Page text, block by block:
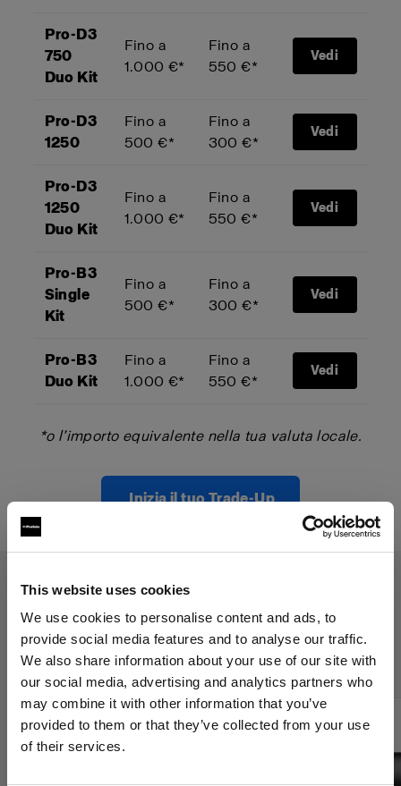
This website uses cookies
We use cookies to personalise content and ads, to
provide social media features and to analyse our traffic.
We also share information about your use of our site with
our social media, advertising and analytics partners who
may combine it with other information that you’ve
provided to them or that they’ve collected from your use
of their services.
Pro-D3
750
Duo Kit
Fino a
1.000 €*
Fino a
550 €*
Vedi
Pro-D3
1250
Fino a
500 €*
Fino a
300 €*
Vedi
Pro-D3
1250
Duo Kit
Fino a
1.000 €*
Fino a
550 €*
Vedi
Pro-B3
Single
Kit
Fino a
500 €*
Fino a
300 €*
Vedi
Pro-B3
Duo Kit
Fino a
1.000 €*
Fino a
550 €*
Vedi
*o l’importo equivalente nella tua valuta locale.
Inizia il tuo Trade-Up
Il programma Trade-Up si applica
ai seguenti prodotti: